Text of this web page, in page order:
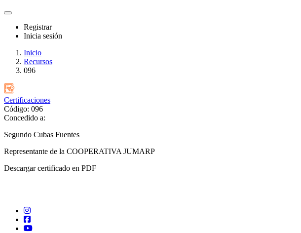
Registrar
Inicia sesión
Inicio
Recursos
096
Certificaciones
Código: 096
Concedido a:
Segundo Cubas Fuentes
Representante de la COOPERATIVA JUMARP
Descargar certificado en PDF